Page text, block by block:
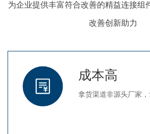
为企业提供丰富符合改善的精益连接组
改善创新助力
成本高
拿货渠道非源头厂家，